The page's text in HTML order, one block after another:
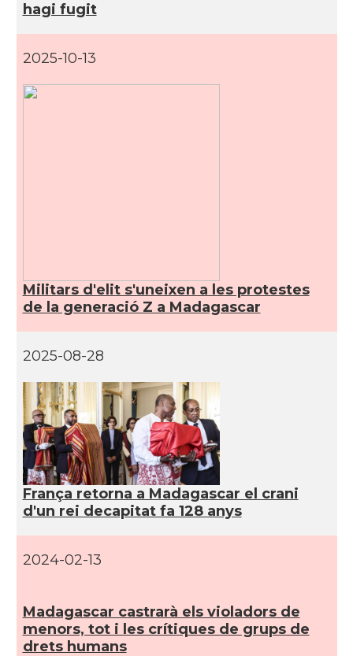
hagi fugit
2025-10-13
Militars d'elit s'uneixen a les protestes
de la generació Z a Madagascar
2025-08-28
França retorna a Madagascar el crani
d'un rei decapitat fa 128 anys
2024-02-13
Madagascar castrarà els violadors de
menors, tot i les crí­tiques de grups de
drets humans